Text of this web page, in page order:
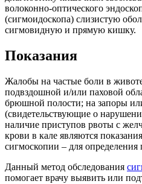
волоконно-оптического
(сигмоидоскопа) слизистую
сигмовидную и прямую кишку.
Показания
Жалобы на частые боли в
подвздошной и/или паховой
брюшной полости; на запоры
(свидетельствующие о
наличие приступов рвоты с
крови в кале являются
сигмоскопии – для
Данный метод обследования
помогает врачу выявить или